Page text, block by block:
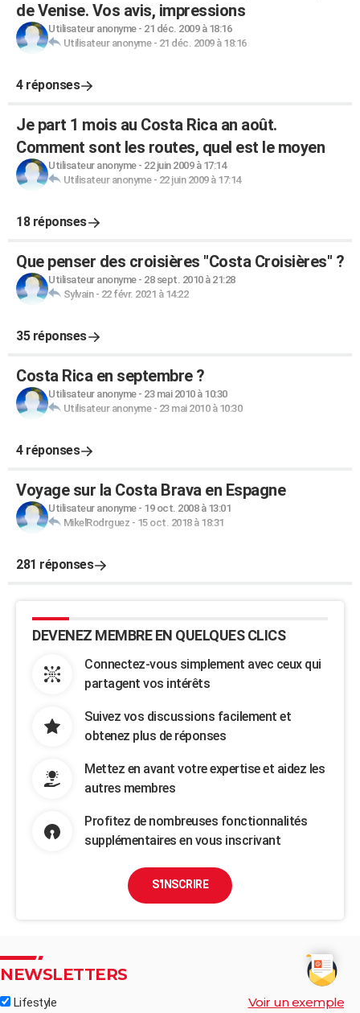
de Venise. Vos avis, impressions
Utilisateur anonyme- 21 déc. 2009 à 18:16
Utilisateur anonyme- 21 déc. 2009 à 18:16
4 réponses
Je part 1 mois au Costa Rica an août.
Comment sont les routes, quel est le moyen
Utilisateur anonyme- 22 juin 2009 à 17:14
Utilisateur anonyme- 22 juin 2009 à 17:14
18 réponses
Que penser des croisières "Costa Croisières" ?
Utilisateur anonyme- 28 sept. 2010 à 21:28
Sylvain- 22 févr. 2021 à 14:22
35 réponses
Costa Rica en septembre ?
Utilisateur anonyme- 23 mai 2010 à 10:30
Utilisateur anonyme- 23 mai 2010 à 10:30
4 réponses
Voyage sur la Costa Brava en Espagne
Utilisateur anonyme- 19 oct. 2008 à 13:01
MikelRodrguez - 15 oct. 2018 à 18:31
281 réponses
DEVENEZ MEMBRE EN QUELQUES CLICS
Connectez-vous simplement avec ceux qui
partagent vos intérêts
Suivez vos discussions facilement et
obtenez plus de réponses
Mettez en avant votre expertise et aidez les
autres membres
Profitez de nombreuses fonctionnalités
supplémentaires en vous inscrivant
S'INSCRIRE
NEWSLETTERS
Lifestyle Voir un exemple